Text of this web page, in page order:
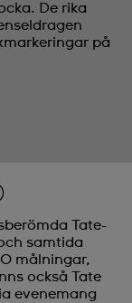
De rika
på
Tate-
samtida
målningar,
också Tate
evenemang